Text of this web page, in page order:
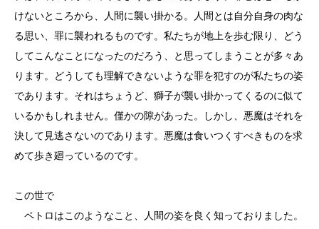
けないところから、人間に襲い掛かる。人間とは自分自身の肉な
る思い、罪に襲われるものです。私たちが地上を歩む限り、どう
してこんなことになったのだろう、と思ってしまうことが多々あ
ります。どうしても理解できないような罪を犯すのが私たちの姿
であります。それはちょうど、獅子が襲い掛かってくるのに似て
いるかもしれません。僅かの隙があった。しかし、悪魔はそれを
決して見逃さないのであります。悪魔は食いつくすべきものを求
めて歩き廻っているのです。
この世で
ペトロはこのようなこと、人間の姿を良く知っておりました。